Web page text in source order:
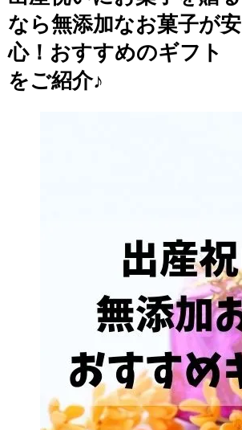
なら無添加なお菓子が安
心！おすすめのギフト
をご紹介♪